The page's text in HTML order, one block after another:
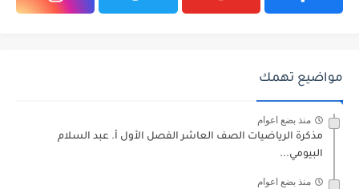
مواضيع تهمك
منذ بضع اعوام
مذكرة الرياضيات الصف العاشر الفصل الأول أ. عبد السلام
البيومي...
منذ بضع اعوام